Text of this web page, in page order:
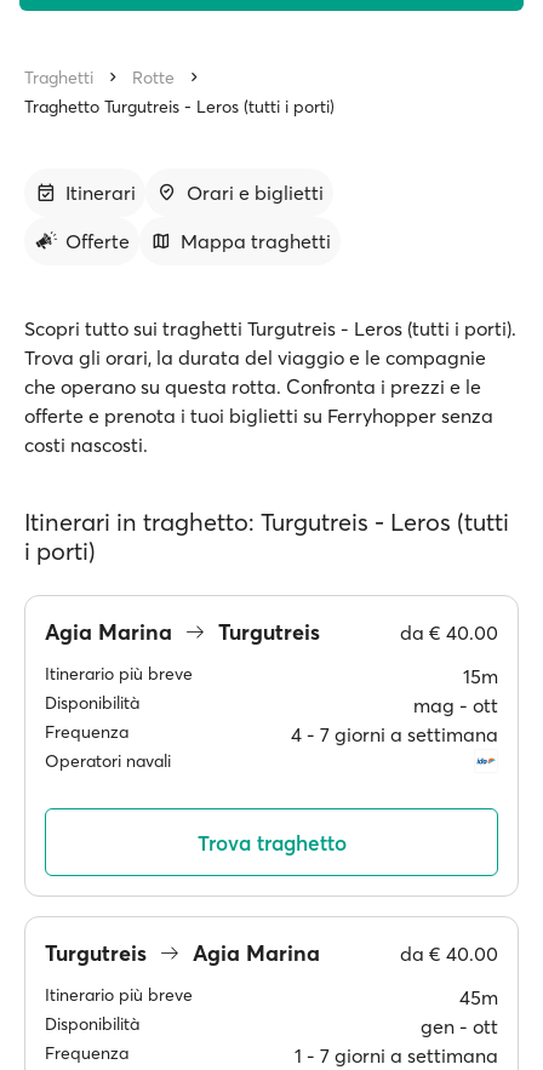
Traghetti
Rotte
Traghetto Turgutreis - Leros (tutti i porti)
Itinerari
Orari e biglietti
Offerte
Mappa traghetti
Scopri tutto sui traghetti Turgutreis - Leros (tutti i porti).
Trova gli orari, la durata del viaggio e le compagnie
che operano su questa rotta. Confronta i prezzi e le
offerte e prenota i tuoi biglietti su Ferryhopper senza
costi nascosti.
Itinerari in traghetto: Turgutreis - Leros (tutti
i porti)
Agia Marina Turgutreis da € 40.00
Itinerario più breve 15m
Disponibilità mag ‐ ott
Frequenza 4 ‐ 7 giorni a settimana
Operatori navali
Trova traghetto
Turgutreis Agia Marina da € 40.00
Itinerario più breve 45m
Disponibilità gen ‐ ott
Frequenza 1 ‐ 7 giorni a settimana